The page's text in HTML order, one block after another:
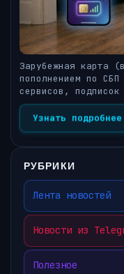
Зарубежная карта
пополнением по
сервисов,
Узнать
РУБРИКИ
Лента новостей
Новости из
Полезное